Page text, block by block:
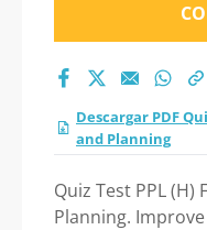
Descargar PDF
and Planning
Quiz Test PPL
Planning.